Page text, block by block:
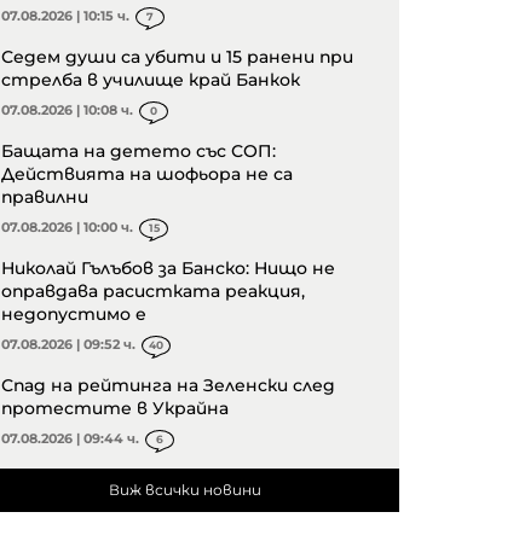
07.08.2026 | 10:15 ч. 7
Седем души са убити и 15 ранени при
стрелба в училище край Банкок
07.08.2026 | 10:08 ч. 0
Бащата на детето със СОП:
Действията на шофьора не са
правилни
07.08.2026 | 10:00 ч. 15
Николай Гълъбов за Банско: Нищо не
оправдава расистката реакция,
недопустимо е
07.08.2026 | 09:52 ч. 40
Спад на рейтинга на Зеленски след
протестите в Украйна
07.08.2026 | 09:44 ч. 6
Виж всички новини